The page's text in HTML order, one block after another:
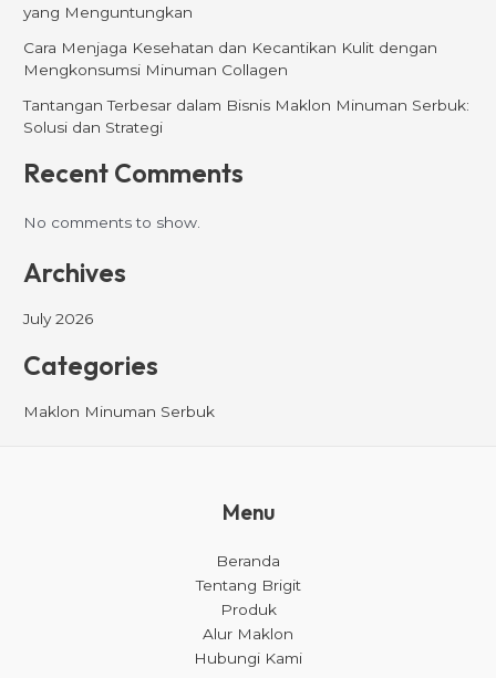
yang Menguntungkan
Cara Menjaga Kesehatan dan Kecantikan Kulit dengan
Mengkonsumsi Minuman Collagen
Tantangan Terbesar dalam Bisnis Maklon Minuman Serbuk:
Solusi dan Strategi
Recent Comments
No comments to show.
Archives
July 2026
Categories
Maklon Minuman Serbuk
Menu
Beranda
Tentang Brigit
Produk
Alur Maklon
Hubungi Kami